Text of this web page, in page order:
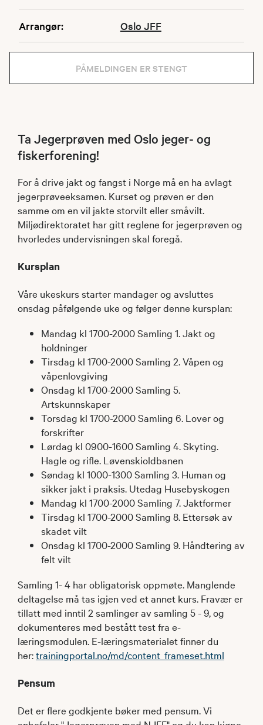
Arrangør: Oslo JFF
PÅMELDINGEN ER STENGT
Ta Jegerprøven med Oslo jeger- og
fiskerforening!
For å drive jakt og fangst i Norge må en ha avlagt
jegerprøveeksamen. Kurset og prøven er den
samme om en vil jakte storvilt eller småvilt.
Miljødirektoratet har gitt reglene for jegerprøven og
hvorledes undervisningen skal foregå.
Kursplan
Våre ukeskurs starter mandager og avsluttes
onsdag påfølgende uke og følger denne kursplan:
Mandag kl 1700-2000 Samling 1. Jakt og
holdninger
Tirsdag kl 1700-2000 Samling 2. Våpen og
våpenlovgiving
Onsdag kl 1700-2000 Samling 5.
Artskunnskaper
Torsdag kl 1700-2000 Samling 6. Lover og
forskrifter
Lørdag kl 0900-1600 Samling 4. Skyting.
Hagle og rifle. Løvenskioldbanen
Søndag kl 1000-1300 Samling 3. Human og
sikker jakt i praksis. Utedag Husebyskogen
Mandag kl 1700-2000 Samling 7. Jaktformer
Tirsdag kl 1700-2000 Samling 8. Ettersøk av
skadet vilt
Onsdag kl 1700-2000 Samling 9. Håndtering av
felt vilt
Samling 1- 4 har obligatorisk oppmøte. Manglende
deltagelse må tas igjen ved et annet kurs. Fravær er
tillatt med inntil 2 samlinger av samling 5 - 9, og
dokumenteres med bestått test fra e-
læringsmodulen. E-læringsmaterialet finner du
her:trainingportal.no/md/content_frameset.html
Pensum
Det er flere godkjente bøker med pensum. Vi